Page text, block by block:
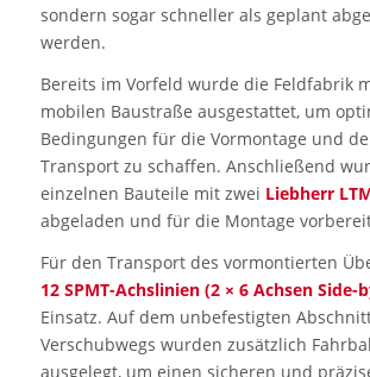
sondern sogar schneller als geplant
werden.
Bereits im Vorfeld wurde die Feldfabrik
mobilen Baustraße ausgestattet, um
Bedingungen für die Vormontage und
Transport zu schaffen. Anschließend
einzelnen Bauteile mit zwei Liebherr
abgeladen und für die Montage
Für den Transport des vormontierten
12 SPMT-Achslinien (2 × 6 Achsen Side-
Einsatz. Auf dem unbefestigten
Verschubwegs wurden zusätzlich
ausgelegt, um einen sicheren und